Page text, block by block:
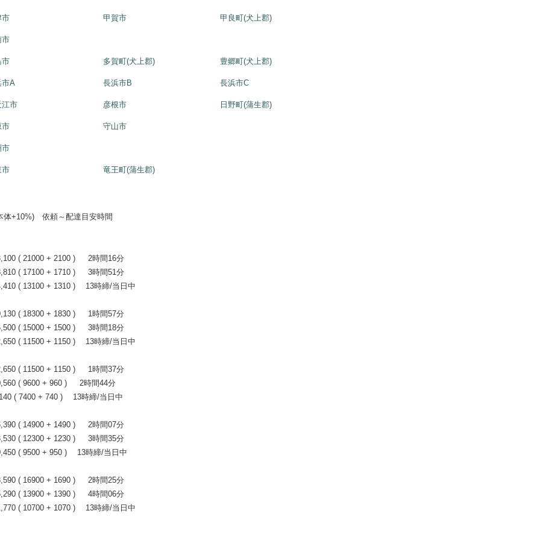
市 甲賀市 甲良町(犬上郡)
市
市 多賀町(犬上郡) 豊郷町(犬上郡)
市A 長浜市B 長浜市C
江市 彦根市 日野町(蒲生郡)
市 守山市
市
市 竜王町(蒲生郡)
依頼～配達目安時間
( 21000 + 2100 ) 2時間16分
( 17100 + 1710 ) 3時間51分
( 13100 + 1310 ) 13時締/当日中
( 18300 + 1830 ) 1時間57分
( 15000 + 1500 ) 3時間18分
( 11500 + 1150 ) 13時締/当日中
( 11500 + 1150 ) 1時間37分
( 9600 + 960 ) 2時間44分
( 7400 + 740 ) 13時締/当日中
( 14900 + 1490 ) 2時間07分
( 12300 + 1230 ) 3時間35分
( 9500 + 950 ) 13時締/当日中
( 16900 + 1690 ) 2時間25分
( 13900 + 1390 ) 4時間06分
( 10700 + 1070 ) 13時締/当日中